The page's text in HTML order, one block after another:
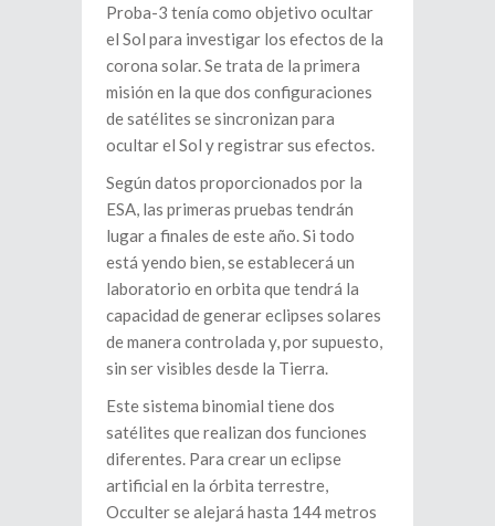
Proba-3 tenía como objetivo ocultar
el Sol para investigar los efectos de la
corona solar. Se trata de la primera
misión en la que dos configuraciones
de satélites se sincronizan para
ocultar el Sol y registrar sus efectos.
Según datos proporcionados por la
ESA, las primeras pruebas tendrán
lugar a finales de este año. Si todo
está yendo bien, se establecerá un
laboratorio en orbita que tendrá la
capacidad de generar eclipses solares
de manera controlada y, por supuesto,
sin ser visibles desde la Tierra.
Este sistema binomial tiene dos
satélites que realizan dos funciones
diferentes. Para crear un eclipse
artificial en la órbita terrestre,
Occulter se alejará hasta 144 metros